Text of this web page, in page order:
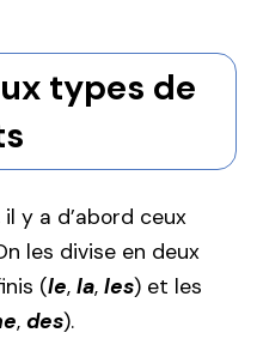
types de
y a d’abord ceux
les divise en deux
(le, la, les) et les
, des).